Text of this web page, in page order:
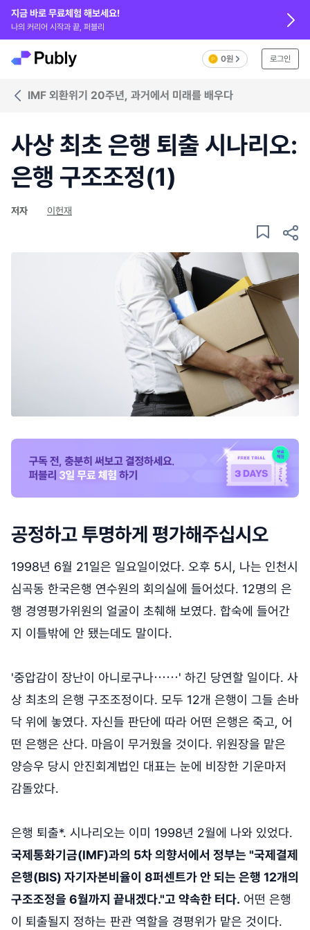
지금 바로 무료체험 해보세요!
나의 커리어 시작과 끝, 퍼블리
0원 로그인
IMF 외환위기 20주년, 과거에서 미래를 배우다
사상 최초 은행 퇴출 시나리오:
은행 구조조정(1)
저자 이헌재
공정하고 투명하게 평가해주십시오
1998년 6월 21일은 일요일이었다. 오후 5시, 나는 인천시
심곡동 한국은행 연수원의 회의실에 들어섰다. 12명의 은
행 경영평가위원의 얼굴이 초췌해 보였다. 합숙에 들어간
지 이틀밖에 안 됐는데도 말이다.
'중압감이 장난이 아니로구나⋯⋯' 하긴 당연할 일이다. 사
상 최초의 은행 구조조정이다. 모두 12개 은행이 그들 손바
닥 위에 놓였다. 자신들 판단에 따라 어떤 은행은 죽고, 어
떤 은행은 산다. 마음이 무거웠을 것이다. 위원장을 맡은
양승우 당시 안진회계법인 대표는 눈에 비장한 기운마저
감돌았다.
은행 퇴출*. 시나리오는 이미 1998년 2월에 나와 있었다.
국제통화기금(IMF)과의 5차 의향서에서 정부는 "국제결제
은행(BIS) 자기자본비율이 8퍼센트가 안 되는 은행 12개의
구조조정을 6월까지 끝내겠다."고 약속한 터다. 어떤 은행
이 퇴출될지 정하는 판관 역할을 경평위가 맡은 것이다.